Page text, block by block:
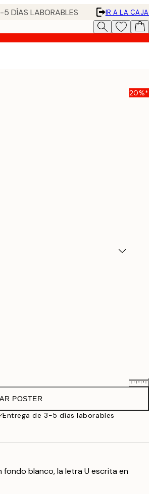
5 DÍAS LABORABLES
IR A LA CAJA
20%*
31,95 €
POSTER
Entrega de 3-5 días laborables
blanco, la letra U escrita en